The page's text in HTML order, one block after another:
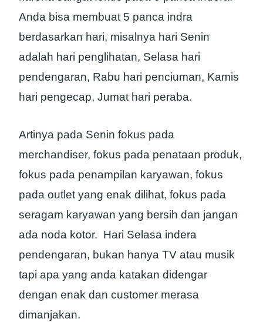
Anda bisa membuat 5 panca indra
berdasarkan hari, misalnya hari Senin
adalah hari penglihatan, Selasa hari
pendengaran, Rabu hari penciuman, Kamis
hari pengecap, Jumat hari peraba.
Artinya pada Senin fokus pada
merchandiser, fokus pada penataan produk,
fokus pada penampilan karyawan, fokus
pada outlet yang enak dilihat, fokus pada
seragam karyawan yang bersih dan jangan
ada noda kotor. Hari Selasa indera
pendengaran, bukan hanya TV atau musik
tapi apa yang anda katakan didengar
dengan enak dan customer merasa
dimanjakan.